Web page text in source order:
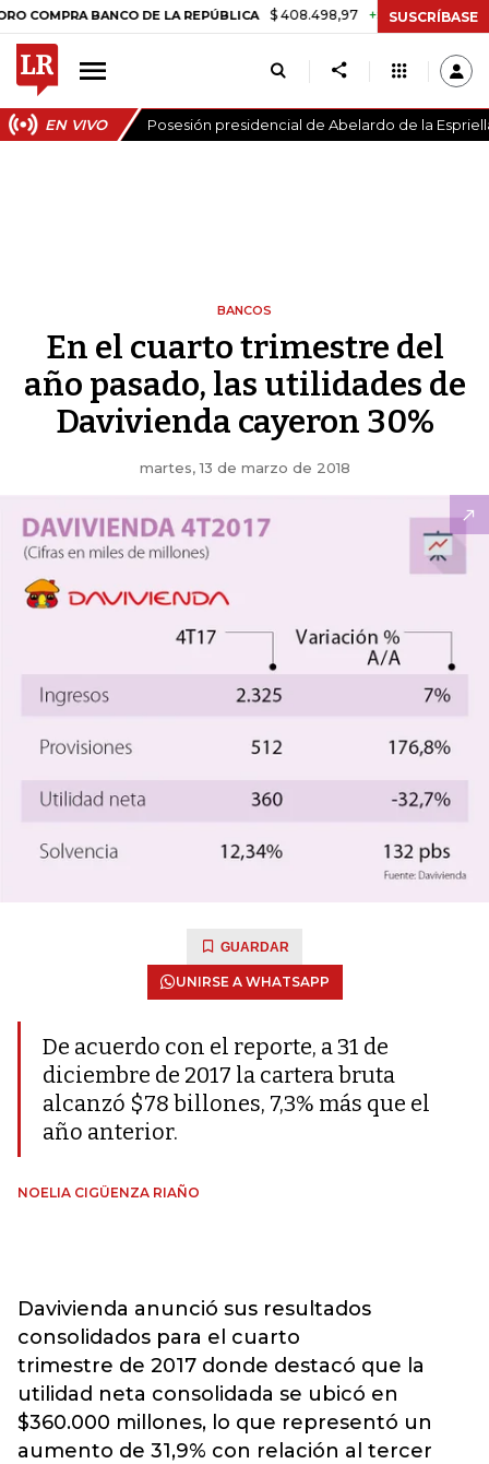
BANCO DE LA REPÚBLICA $ 408.498,97 +$ 8.753,81 +2,19%
SUSCRÍBASE
EN VIVO Posesión presidencial de Abelardo de la
BANCOS
En el cuarto trimestre del
año pasado, las utilidades de
Davivienda cayeron 30%
martes, 13 de marzo de 2018
GUARDAR
UNIRSE A WHATSAPP
De acuerdo con el reporte, a 31 de
diciembre de 2017 la cartera bruta
alcanzó $78 billones, 7,3% más que el
año anterior.
NOELIA CIGÜENZA RIAÑO
Davivienda anunció sus resultados
consolidados para el cuarto
trimestre de 2017 donde destacó que la
utilidad neta consolidada se ubicó en
$360.000 millones, lo que representó un
aumento de 31,9% con relación al tercer